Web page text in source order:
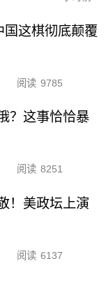
国这棋彻底颠覆
阅读 9785
？这事恰恰暴
阅读 8251
！美政坛上演
阅读 6137